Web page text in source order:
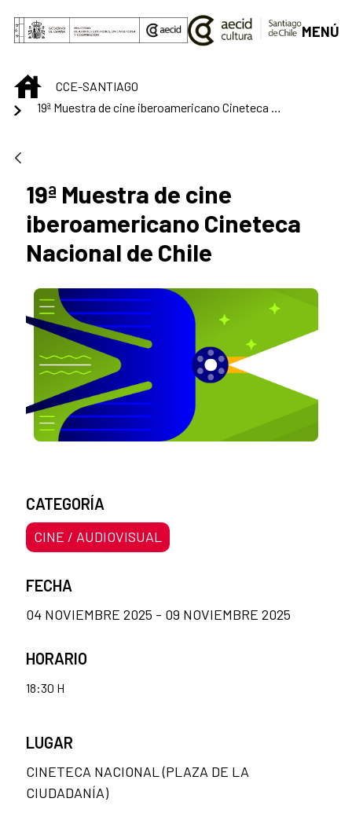
Saltar al contenido principal
MENÚ
INICIOCCE-SANTIAGO
19ª Muestra de cine
iberoamericano Cineteca
Nacional de Chile
CATEGORÍA
CINE / AUDIOVISUAL
FECHA
04 NOVIEMBRE 2025 - 09 NOVIEMBRE 2025
HORARIO
18:30 H
LUGAR
CINETECA NACIONAL (PLAZA DE LA
CIUDADANÍA)